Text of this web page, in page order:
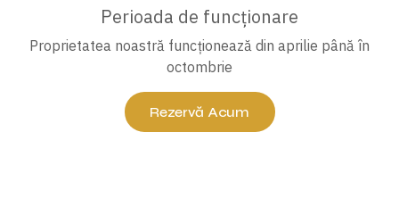
Perioada de funcționare
Proprietatea noastră funcționează din aprilie până în
octombrie
Rezervă Acum